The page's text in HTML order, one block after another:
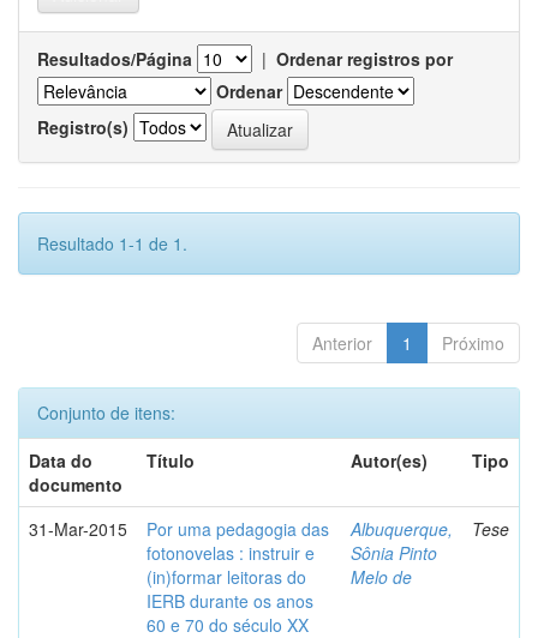
Resultados/Página | Ordenar registros por
Ordenar
Registro(s)
Resultado 1-1 de 1.
Anterior 1 Próximo
Conjunto de itens:
Data do
documento
Título Autor(es) Tipo
31-Mar-2015
Por uma pedagogia das
fotonovelas : instruir e
(in)formar leitoras do
IERB durante os anos
60 e 70 do século XX
Albuquerque,
Sônia Pinto
Melo de
Tese